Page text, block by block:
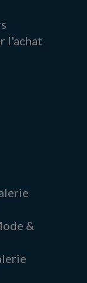
l'achat
&